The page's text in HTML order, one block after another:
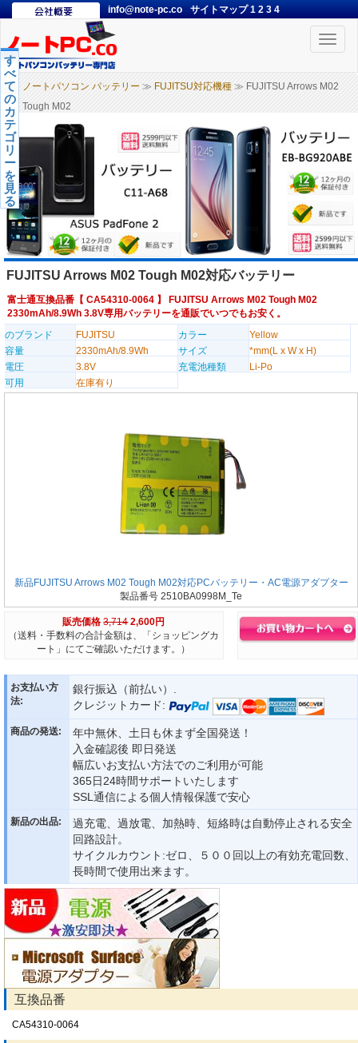
info@note-pc.co サイトマップ1 2 3 4
Toggle
ノートパソコン バッテリー ≫ FUJITSU対応機種 ≫ FUJITSU Arrows M02
Tough M02
す
べ
て
の
カ
テ
ゴ
リ
ー
を
見
る
FUJITSU Arrows M02 Tough M02対応バッテリー
富士通互換品番【 CA54310-0064 】 FUJITSU Arrows M02 Tough M02
2330mAh/8.9Wh 3.8V専用バッテリーを通販でいつでもお安く。
のブランド
FUJITSU カラー
Yellow
容量
2330mAh/8.9Wh サイズ
*mm(L x W x H)
電圧
3.8V 充電池種類
Li-Po
可用
在庫有り
新品FUJITSU Arrows M02 Tough M02対応PCバッテリー・AC電源アダプター
製品番号 2510BA0998M_Te
販売価格 3,714 2,600円
（送料・手数料の合計金額は、「ショッピングカ
ート」にてご確認いただけます。）
お支払い方
法:
銀行振込（前払い）.
クレジットカード:
商品の発送:
年中無休、土日も休まず全国発送！
入金確認後 即日発送
幅広いお支払い方法でのご利用が可能
365日24時間サポートいたします
SSL通信による個人情報保護で安心
新品の出品:
過充電、過放電、加熱時、短絡時は自動停止される安全
回路設計。
サイクルカウント:ゼロ、５００回以上の有効充電回数、
長時間で使用出来ます。
互換品番
CA54310-0064